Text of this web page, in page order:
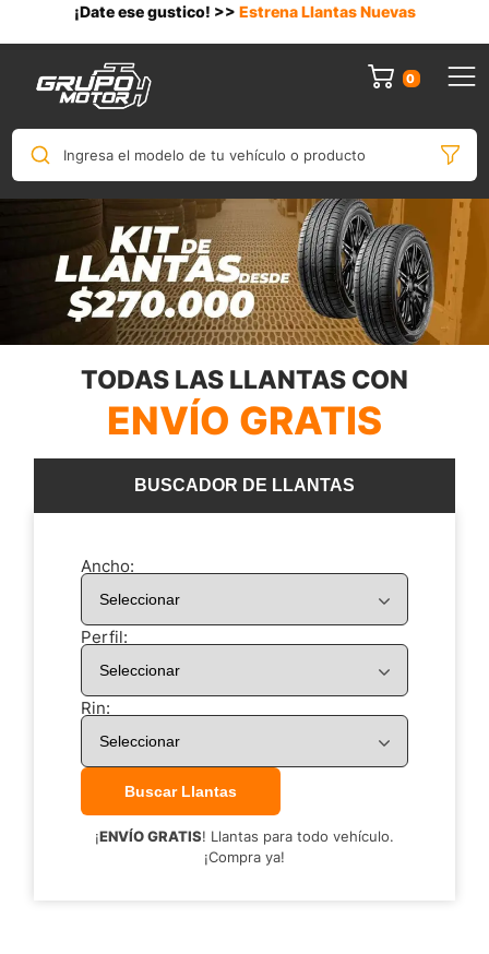
¡Date ese gustico! >> Estrena Llantas Nuevas
0
Ingresa el modelo de tu vehículo o producto
TODAS LAS LLANTAS CON
ENVÍO GRATIS
BUSCADOR DE LLANTAS
Ancho:
Perfil:
Rin:
¡ENVÍO GRATIS! Llantas para todo vehículo.
¡Compra ya!